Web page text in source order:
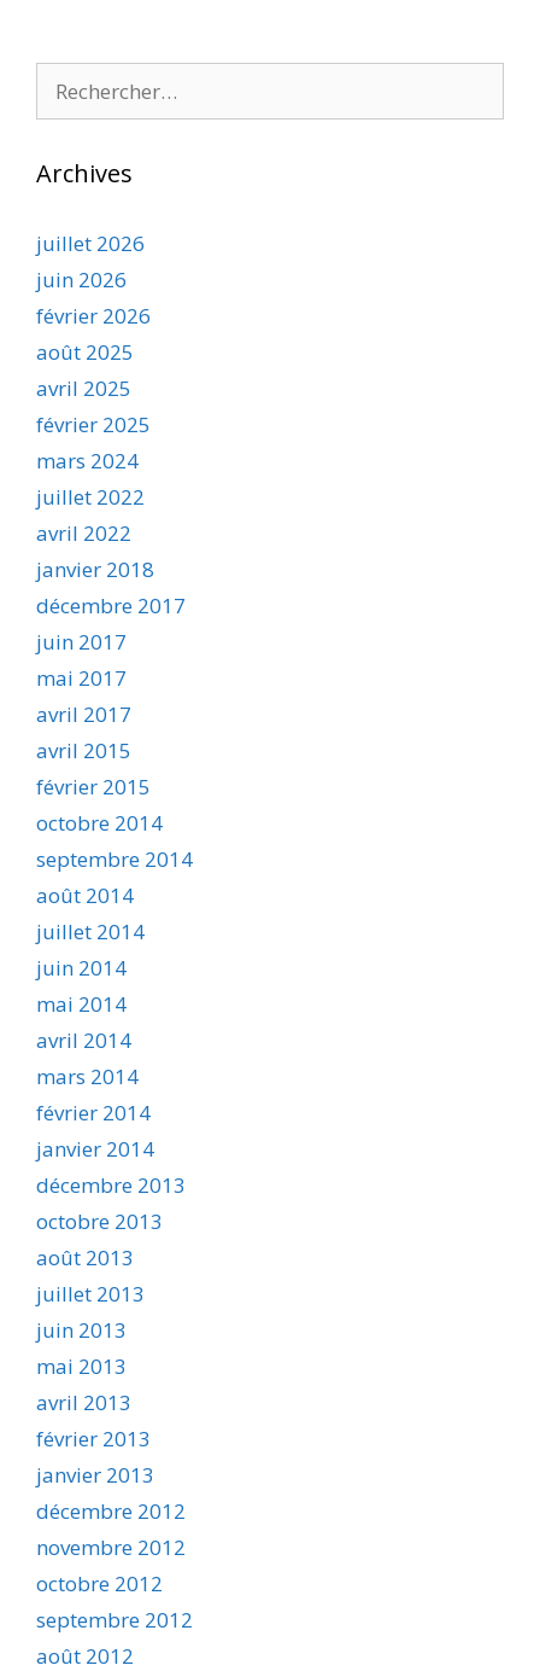
Archives
juillet 2026
juin 2026
février 2026
août 2025
avril 2025
février 2025
mars 2024
juillet 2022
avril 2022
janvier 2018
décembre 2017
juin 2017
mai 2017
avril 2017
avril 2015
février 2015
octobre 2014
septembre 2014
août 2014
juillet 2014
juin 2014
mai 2014
avril 2014
mars 2014
février 2014
janvier 2014
décembre 2013
octobre 2013
août 2013
juillet 2013
juin 2013
mai 2013
avril 2013
février 2013
janvier 2013
décembre 2012
novembre 2012
octobre 2012
septembre 2012
août 2012